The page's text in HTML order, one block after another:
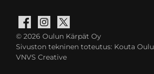
FacebookInstagram
X
© 2026 Oulun Kärpät Oy
Sivuston tekninen toteutus: Kouta Oulu
VNVS Creative